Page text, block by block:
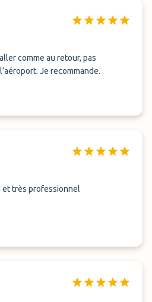
comme au retour, pas
d’attente. Proximité avec l’aéroport. Je recommande.
Très bien serviable gentil et très professionnel